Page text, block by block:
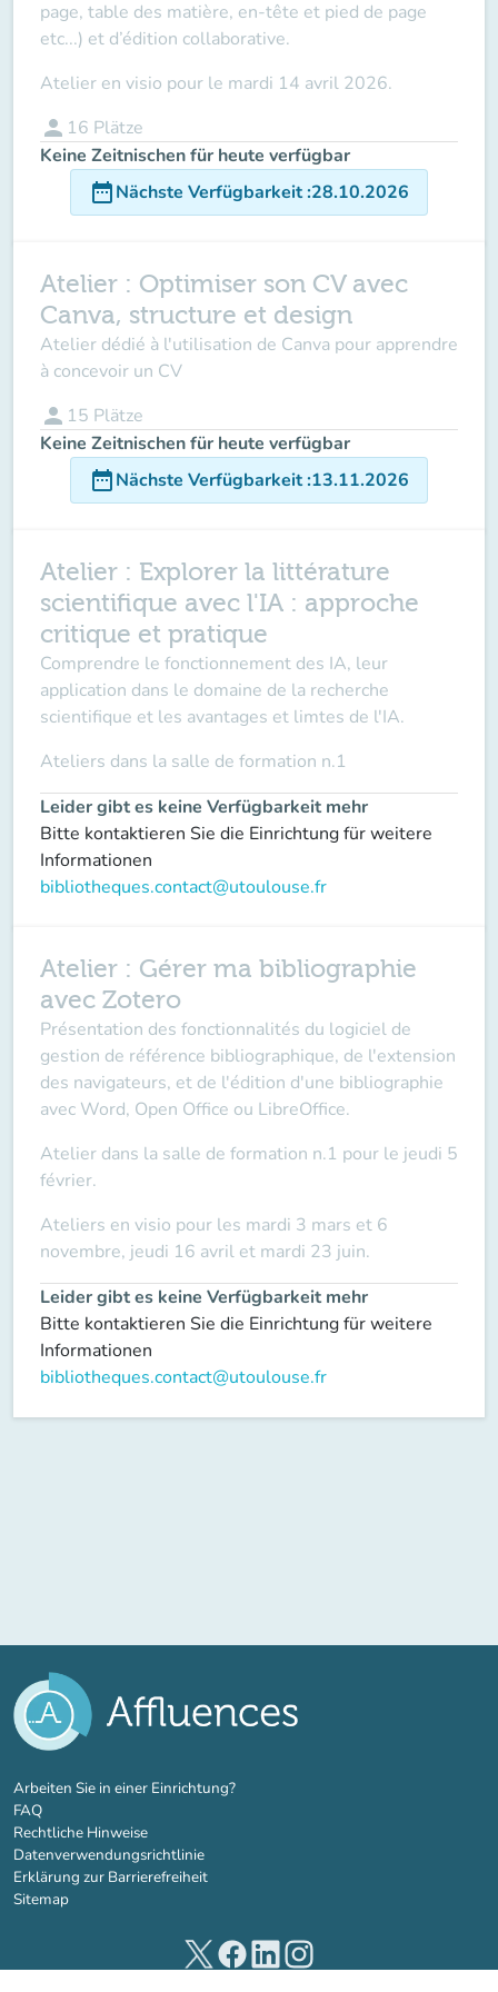
page, table des matière, en-tête et pied de page
etc...) et d’édition collaborative.
Atelier en visio pour le mardi 14 avril 2026.
person 16 Plätze
Keine Zeitnischen für heute verfügbar
date_rangeNächste Verfügbarkeit:28.10.2026
Atelier : Optimiser son CV avec
Canva, structure et design
Atelier dédié à l'utilisation de Canva pour apprendre
à concevoir un CV
person 15 Plätze
Keine Zeitnischen für heute verfügbar
date_rangeNächste Verfügbarkeit:13.11.2026
Atelier : Explorer la littérature
scientifique avec l'IA : approche
critique et pratique
Comprendre le fonctionnement des IA, leur
application dans le domaine de la recherche
scientifique et les avantages et limtes de l'IA.
Ateliers dans la salle de formation n.1
Leider gibt es keine Verfügbarkeit mehr
Bitte kontaktieren Sie die Einrichtung für weitere
Informationen
bibliotheques.contact@utoulouse.fr
Atelier : Gérer ma bibliographie
avec Zotero
Présentation des fonctionnalités du logiciel de
gestion de référence bibliographique, de l'extension
des navigateurs, et de l'édition d'une bibliographie
avec Word, Open Office ou LibreOffice.
Atelier dans la salle de formation n.1 pour le jeudi 5
février.
Ateliers en visio pour les mardi 3 mars et 6
novembre, jeudi 16 avril et mardi 23 juin.
Leider gibt es keine Verfügbarkeit mehr
Bitte kontaktieren Sie die Einrichtung für weitere
Informationen
bibliotheques.contact@utoulouse.fr
Arbeiten Sie in einer Einrichtung?(new tab)
FAQ
Rechtliche Hinweise
Datenverwendungsrichtlinie
Erklärung zur Barrierefreiheit
Sitemap
(new tab)(new tab)(new tab)